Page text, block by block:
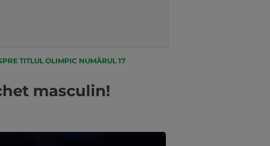
TITLUL OLIMPIC NUMĂRUL 17
masculin!